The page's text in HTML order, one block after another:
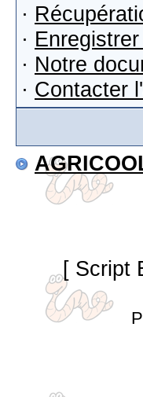
·
·
· Notre
· Contacter
[ Script